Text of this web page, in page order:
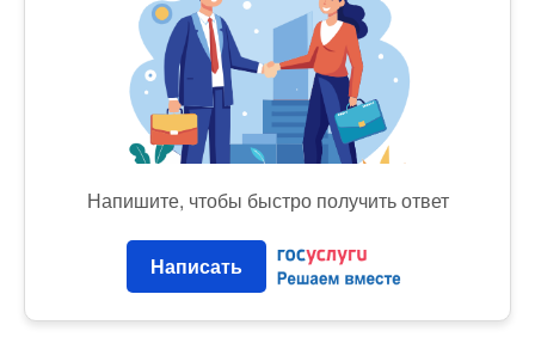
Напишите, чтобы быстро получить ответ
Написать